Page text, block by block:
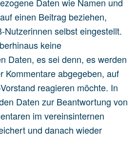
einen Beitrag beziehen,
Nutzerinnen selbst eingestellt.
keine
Daten, es sei denn, es werden
Kommentare abgegeben, auf
reagieren möchte. In
Daten zur Beantwortung von
im vereinsinternen
und danach wieder